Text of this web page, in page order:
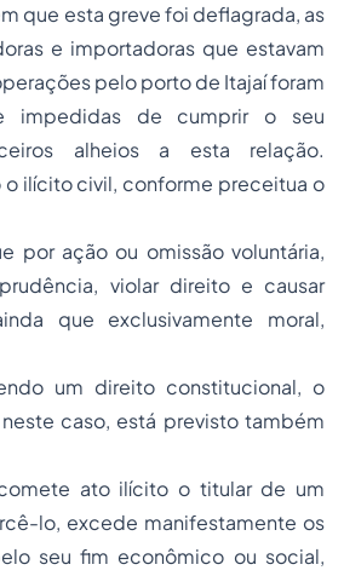
que esta greve foi deflagrada, as
e importadoras que estavam
pelo porto de Itajaí foram
impedidas de cumprir o seu
alheios a esta relação.
ilícito civil, conforme preceitua o
por ação ou omissão voluntária,
violar direito e causar
que exclusivamente moral,
um direito constitucional, o
caso, está previsto também
ato ilícito o titular de um
lo, excede manifestamente os
seu fim econômico ou social,